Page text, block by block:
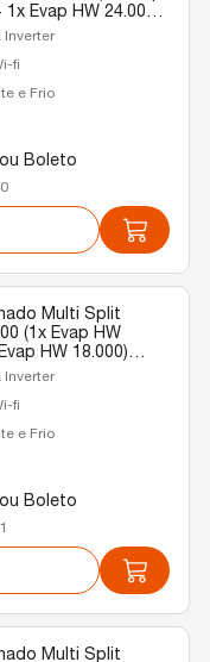
1x Evap HW 24.000)
Frio R-32 220v
Inverter
fi
e Frio
Boleto
Multi Split
(1x Evap HW
HW 18.000)
Frio R-32 220v
Inverter
fi
e Frio
Boleto
Multi Split